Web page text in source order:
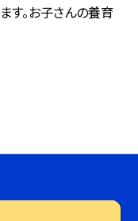
す。お子さんの養育